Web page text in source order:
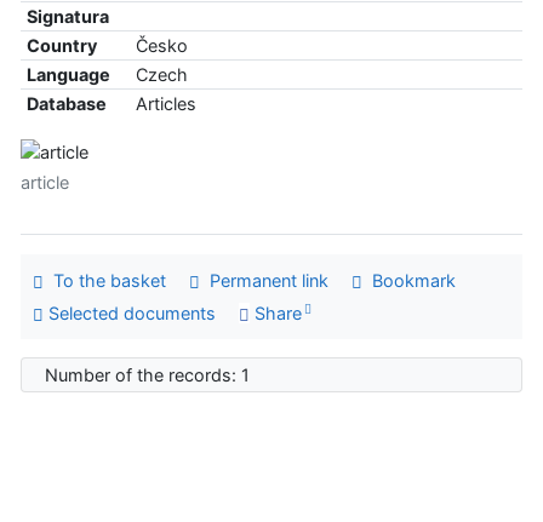
Signatura
Country
Česko
Language
Czech
Database
Articles
article
To the basket Permanent link
Bookmark
Selected documents
Share
Number of the records: 1